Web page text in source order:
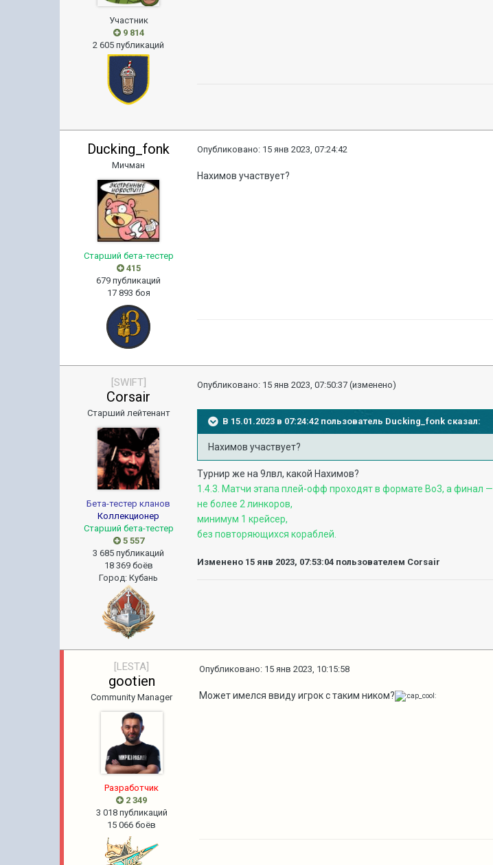
Участник
9 814
2 605 публикаций
Ducking_fonk
Мичман
Старший бета-тестер
415
679 публикаций
17 893 боя
Опубликовано: 15 янв 2023, 07:24:42
Нахимов участвует?
[SWIFT]
Corsair
Старший лейтенант
Бета-тестер кланов
Коллекционер
Старший бета-тестер
5 557
3 685 публикаций
18 369 боёв
Город:Кубань
Опубликовано: 15 янв 2023, 07:50:37 (изменено)
В 15.01.2023 в 07:24:42 пользователь Ducking_fonk сказал:
Нахимов участвует?
Турнир же на 9лвл, какой Нахимов?
1.4.3. Матчи этапа плей-офф проходят в формате Bo3, а финал
не более 2 линкоров,
минимум 1 крейсер,
без повторяющихся кораблей.
Изменено 15 янв 2023, 07:53:04 пользователем Corsair
[LESTA]
gootien
Community Manager
Pазработчик
2 349
3 018 публикаций
15 066 боёв
Опубликовано: 15 янв 2023, 10:15:58
Может имелся ввиду игрок с таким ником?